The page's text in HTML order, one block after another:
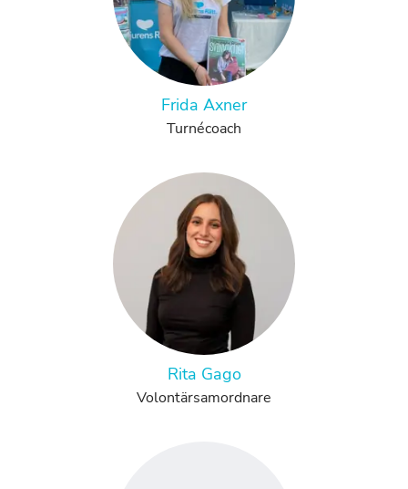
Frida Axner
Turnécoach
Rita Gago
Volontärsamordnare